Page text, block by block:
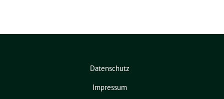
Datenschutz
Impressum